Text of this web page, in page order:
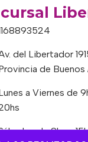
del Libertador
de Buenos
a Viernes de
de 9hs a